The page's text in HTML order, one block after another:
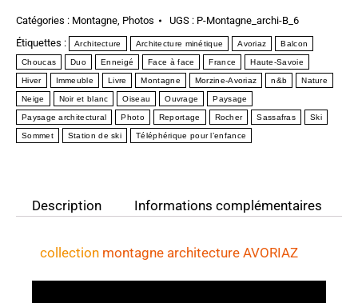
Catégories : Montagne, Photos UGS : P-Montagne_archi-B_6
Étiquettes :
Architecture Architecture minétique Avoriaz Balcon
Choucas Duo Enneigé Face à face France Haute-Savoie
Hiver Immeuble Livre Montagne Morzine-Avoriaz n&b Nature
Neige Noir et blanc Oiseau Ouvrage Paysage
Paysage architectural Photo Reportage Rocher Sassafras Ski
Sommet Station de ski Téléphérique pour l’enfance
Description Informations complémentaires
collection montagne architecture AVORIAZ